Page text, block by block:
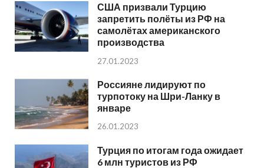
США призвали Турцию
запретить полёты из РФ на
самолётах американского
производства
27.01.2023
Россияне лидируют по
турпотоку на Шри-Ланку в
январе
26.01.2023
Турция по итогам года ожидает
6 млн туристов из РФ